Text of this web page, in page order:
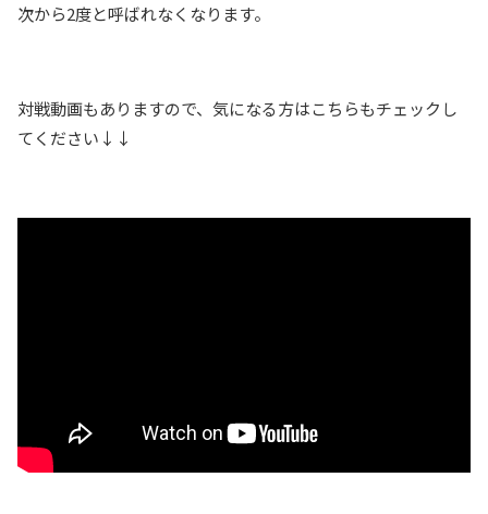
次から2度と呼ばれなくなります。
対戦動画もありますので、気になる方はこちらもチェックし
てください↓↓